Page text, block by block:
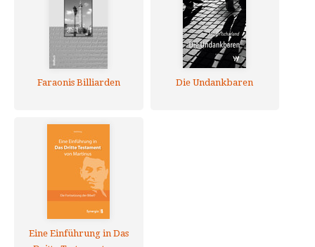
Faraonis Billiarden Die Undankbaren
Eine Einführung in Das